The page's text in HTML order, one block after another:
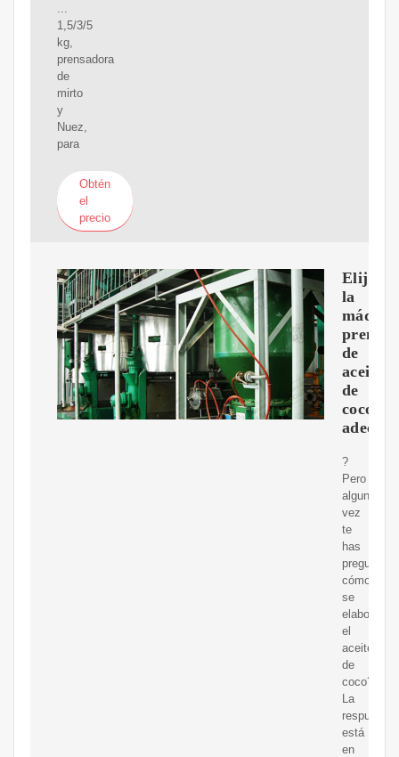
...
1,5/3/5
kg,
prensadora
de
mirto
y
Nuez,
para
Obtén
el
precio
Elija
la
de
aceite
de
coco
?
Pero
alguna
vez
te
has
preguntado
cómo
se
elabora
el
aceite
de
coco?
La
respuesta
está
en